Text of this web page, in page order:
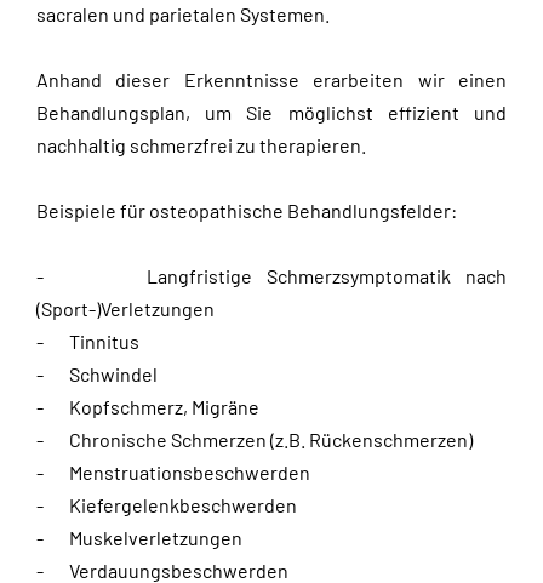
sacralen und parietalen Systemen.
Anhand dieser Erkenntnisse erarbeiten wir einen
Behandlungsplan, um Sie möglichst effizient und
nachhaltig schmerzfrei zu therapieren.
Beispiele für osteopathische Behandlungsfelder:
- Langfristige Schmerzsymptomatik nach
(Sport-)Verletzungen
- Tinnitus
- Schwindel
- Kopfschmerz, Migräne
- Chronische Schmerzen (z.B. Rückenschmerzen)
- Menstruationsbeschwerden
- Kiefergelenkbeschwerden
- Muskelverletzungen
- Verdauungsbeschwerden